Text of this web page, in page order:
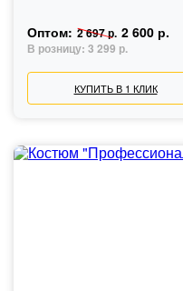
Оптом: 2 697 р. 2 600 р.
В розницу: 3 299 р.
КУПИТЬ В 1 КЛИК